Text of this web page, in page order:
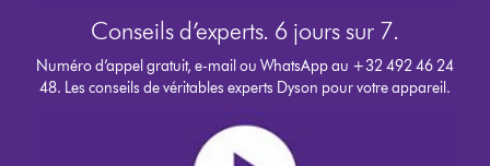
Conseils d’experts. 6 jours sur 7.
Numéro d’appel gratuit, e-mail ou WhatsApp au +32 492 46 24
48. Les conseils de véritables experts Dyson pour votre appareil.